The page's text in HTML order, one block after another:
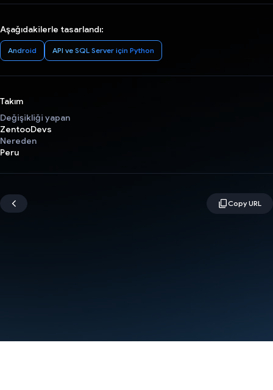
Aşağıdakilerle tasarlandı:
Android API ve SQL Server için Python
Takım
Değişikliği yapan
ZentooDevs
Nereden
Peru